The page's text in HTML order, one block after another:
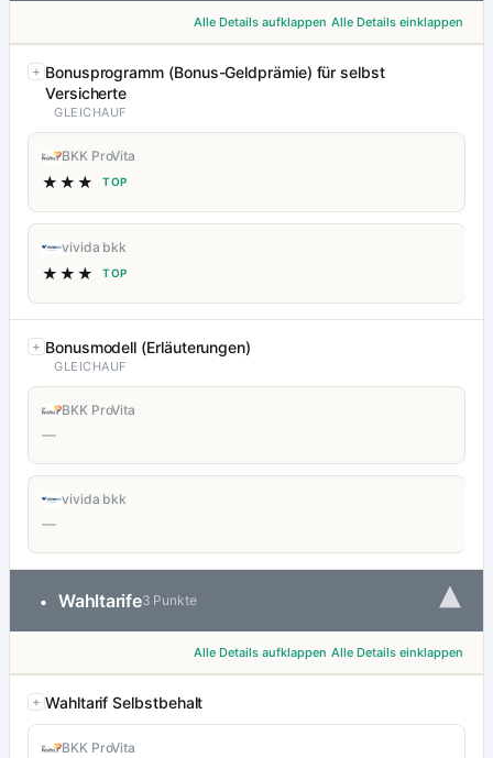
Alle Details aufklappen Alle Details einklappen
Bonusprogramm (Bonus-Geldprämie) für selbst
Versicherte
GLEICHAUF
BKK ProVita
★★★ TOP
vivida bkk
★★★ TOP
Bonusmodell (Erläuterungen)
GLEICHAUF
BKK ProVita
—
vivida bkk
—
• Wahltarife3 Punkte ▾
Alle Details aufklappen Alle Details einklappen
Wahltarif Selbstbehalt
BKK ProVita